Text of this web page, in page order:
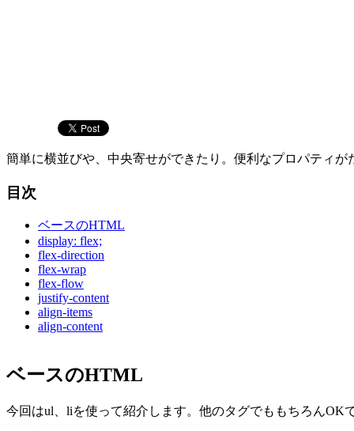
簡単に横並びや、中央寄せができたり。便利なプロパティ
目次
ベースのHTML
display: flex;
flex-direction
flex-wrap
flex-flow
justify-content
align-items
align-content
ベースのHTML
今回はul、liを使って紹介します。他のタグでももちろんOK